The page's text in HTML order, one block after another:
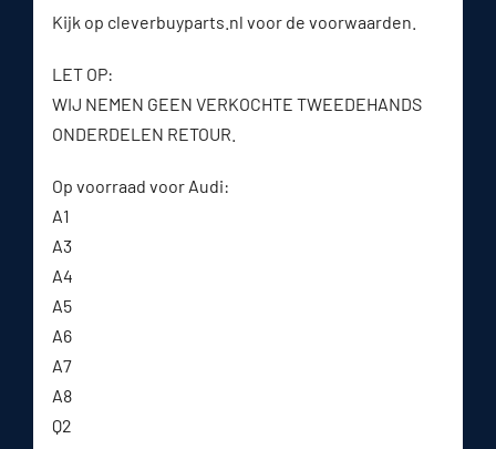
Kijk op cleverbuyparts.nl voor de voorwaarden.
LET OP:
WIJ NEMEN GEEN VERKOCHTE TWEEDEHANDS
ONDERDELEN RETOUR.
Op voorraad voor Audi:
A1
A3
A4
A5
A6
A7
A8
Q2